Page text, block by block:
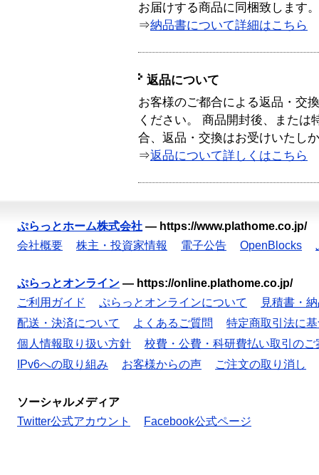
お届けする商品に同梱致します。
⇒納品書について詳細はこちら
返品について
お客様のご都合による返品・交
ください。 商品開封後、または
合、返品・交換はお受けいたし
⇒返品について詳しくはこちら
ぷらっとホーム株式会社 — https://www.plathome.co.jp/
会社概要
株主・投資家情報 電子公告 OpenBlocks
ぷらっとオンライン — https://online.plathome.co.jp/
ご利用ガイド
ぷらっとオンラインについて
見積書・
配送・決済について
よくあるご質問
特定商取引法に
個人情報取り扱い方針
校費・公費・科研費払い取引のご
IPv6への取り組み
お客様からの声 ご注文の取り消し
ソーシャルメディア
Twitter公式アカウント
Facebook公式ページ